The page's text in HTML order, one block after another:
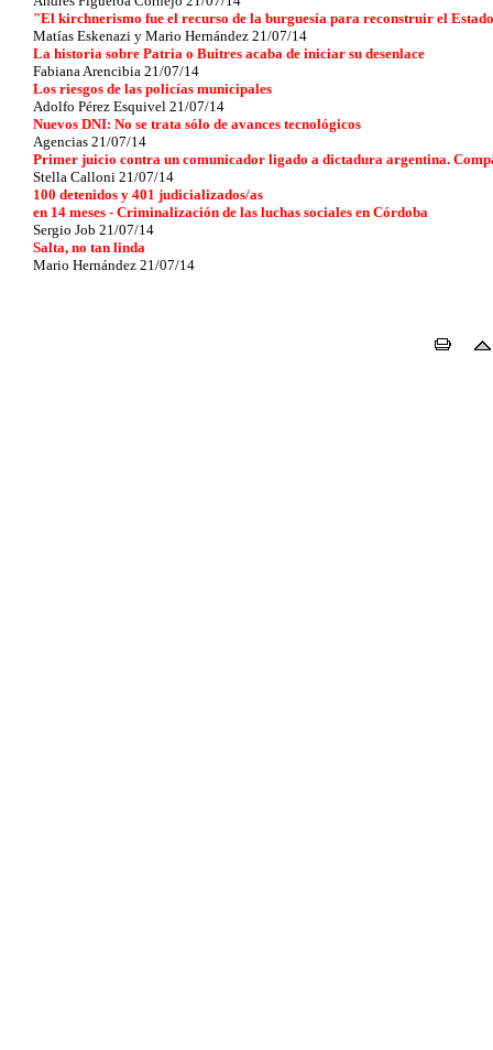
"El kirchnerismo fue el recurso de la burguesía para reconstruir el
Matías Eskenazi y Mario Hernández 21/07/14
La historia sobre Patria o Buitres acaba de iniciar su desenlace
Fabiana Arencibia 21/07/14
Los riesgos de las policías municipales
Adolfo Pérez Esquivel 21/07/14
Nuevos DNI: No se trata sólo de avances tecnológicos
Agencias 21/07/14
Primer juicio contra un comunicador ligado a dictadura argentina.
Stella Calloni 21/07/14
100 detenidos y 401 judicializados/as
en 14 meses - Criminalización de las luchas sociales en Córdoba
Sergio Job 21/07/14
Salta, no tan linda
Mario Hernández 21/07/14